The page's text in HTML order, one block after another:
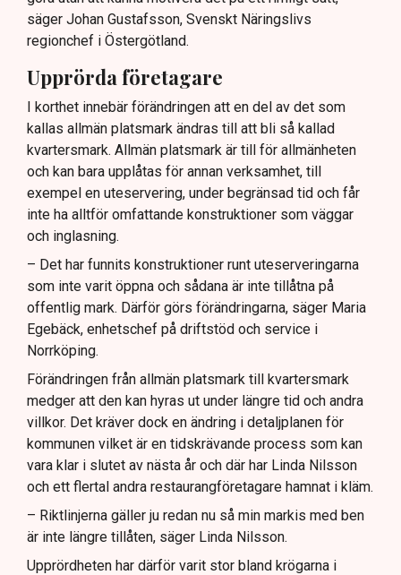
säger Johan Gustafsson, Svenskt Näringslivs
regionchef i Östergötland.
Upprörda företagare
I korthet innebär förändringen att en del av det som
kallas allmän platsmark ändras till att bli så kallad
kvartersmark. Allmän platsmark är till för allmänheten
och kan bara upplåtas för annan verksamhet, till
exempel en uteservering, under begränsad tid och får
inte ha alltför omfattande konstruktioner som väggar
och inglasning.
– Det har funnits konstruktioner runt uteserveringarna
som inte varit öppna och sådana är inte tillåtna på
offentlig mark. Därför görs förändringarna, säger Maria
Egebäck, enhetschef på driftstöd och service i
Norrköping.
Förändringen från allmän platsmark till kvartersmark
medger att den kan hyras ut under längre tid och andra
villkor. Det kräver dock en ändring i detaljplanen för
kommunen vilket är en tidskrävande process som kan
vara klar i slutet av nästa år och där har Linda Nilsson
och ett flertal andra restaurangföretagare hamnat i kläm.
– Riktlinjerna gäller ju redan nu så min markis med ben
är inte längre tillåten, säger Linda Nilsson.
Upprördheten har därför varit stor bland krögarna i